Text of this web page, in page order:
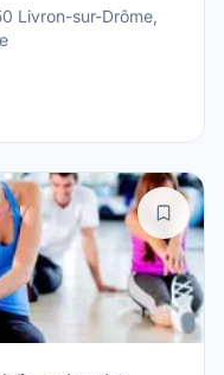
Livron-sur-Drôme,